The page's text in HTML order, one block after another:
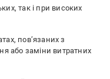
так і при високих
пов’язаних з
або заміни витратних